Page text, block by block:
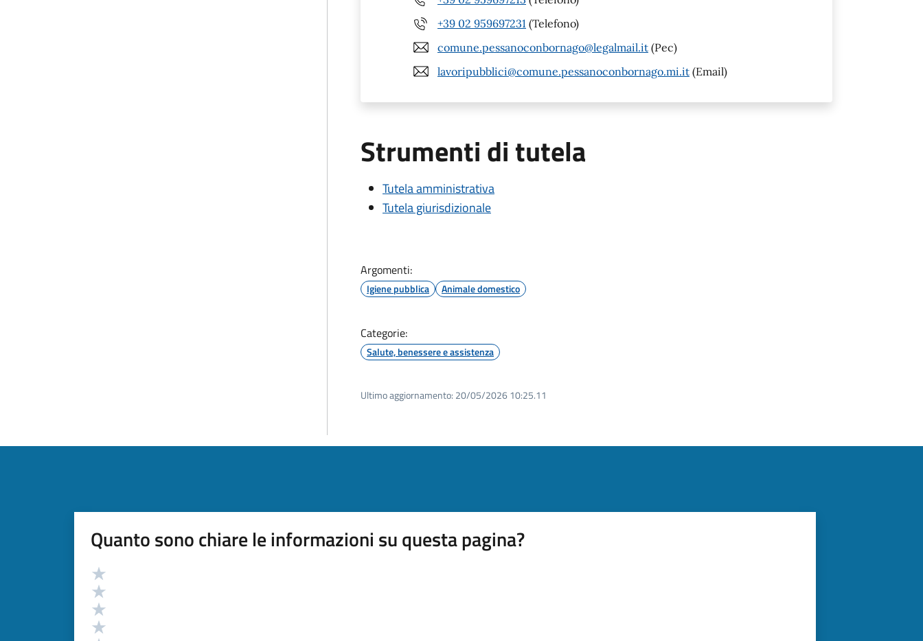
+39 02 959697231 (Telefono)
comune.pessanoconbornago@legalmail.it (Pec)
lavoripubblici@comune.pessanoconbornago.mi.it (Email)
Strumenti di tutela
Tutela amministrativa
Tutela giurisdizionale
Argomenti:
Igiene pubblica Animale domestico
Categorie:
Salute, benessere e assistenza
Ultimo aggiornamento: 20/05/2026 10:25.11
Quanto sono chiare le informazioni su questa pagina?
Valutazione